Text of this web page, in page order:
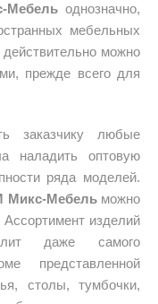
Мебель однозначно,
мебельных
можно
прежде всего для
заказчику любые
наладить оптовую
ряда моделей.
Микс-Мебельможно
Ассортимент изделий
даже самого
представленной
столы, тумбочки,